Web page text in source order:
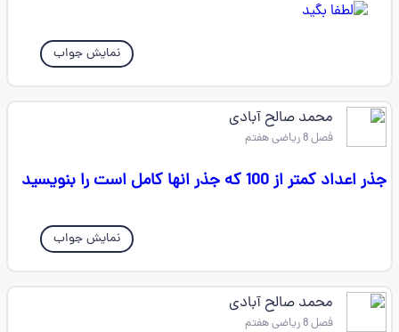
نمایش جواب
محمد صالح آبادی
فصل 8 ریاضی هفتم
جذر اعداد کمتر از 100 که جذر انها کامل است را بنویسید
نمایش جواب
محمد صالح آبادی
فصل 8 ریاضی هفتم